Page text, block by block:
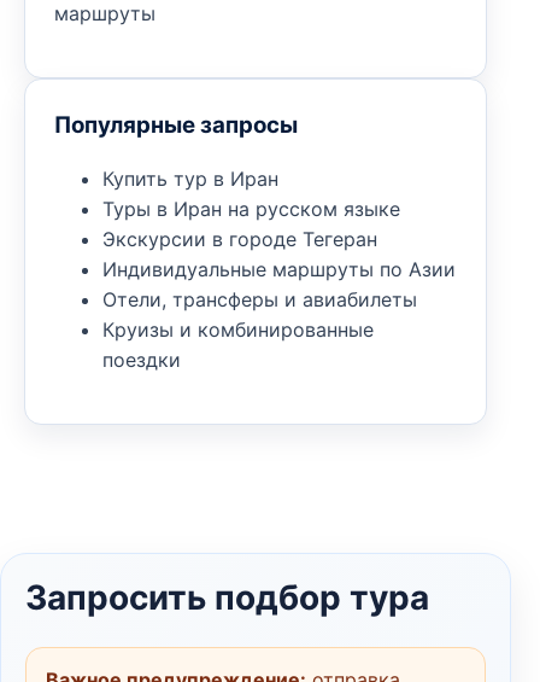
маршруты
Популярные запросы
Купить тур в Иран
Туры в Иран на русском языке
Экскурсии в городе Тегеран
Индивидуальные маршруты по Азии
Отели, трансферы и авиабилеты
Круизы и комбинированные
поездки
Запросить подбор тура